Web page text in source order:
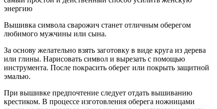
Вышивка символа сварожич станет отличным оберегом
любимого мужчины или сына.
За основу желательно взять заготовку в виде круга из дерева
или глины. Нарисовать символ и вырезать с помощью
инструмента. После покрасить оберег или покрыть защитной
эмалью.
При вышивке предпочтение следует отдать вышиванию
крестиком. В процессе изготовления оберега ножницами